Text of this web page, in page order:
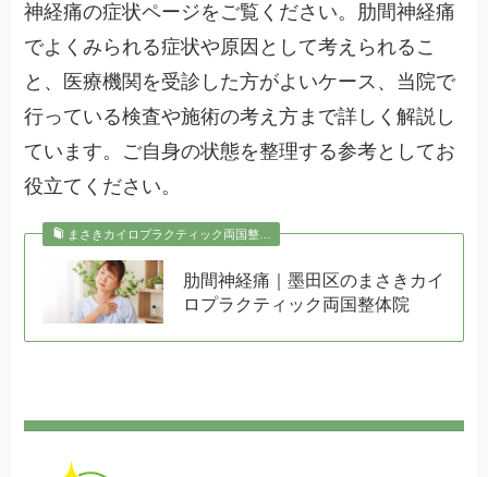
神経痛の症状ページをご覧ください。肋間神経痛
でよくみられる症状や原因として考えられるこ
と、医療機関を受診した方がよいケース、当院で
行っている検査や施術の考え方まで詳しく解説し
ています。ご自身の状態を整理する参考としてお
役立てください。
まさきカイロプラクティック両国整…
肋間神経痛｜墨田区のまさきカイ
ロプラクティック両国整体院